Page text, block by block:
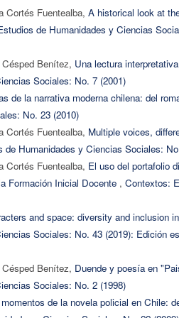
Cortés Fuentealba, A historical look at
de Humanidades y Ciencias
Benítez, Una lectura
Sociales: No. 7 (2001)
de la narrativa moderna chilena: del
No. 23 (2010)
Cortés Fuentealba, Multiple voices,
de Humanidades y Ciencias Sociales:
Cortés Fuentealba, El uso del portafolio
Formación Inicial Docente , Contextos:
and space: diversity and inclusion
Sociales: No. 43 (2019): Edición
Benítez, Duende y poesía en
Sociales: No. 2 (1998)
de la novela policial en Chile: